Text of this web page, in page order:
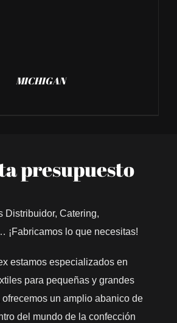
MICHIGAN
presupuesto
Distribuidor, Catering,
¡Fabricamos lo que necesitas!
estamos especializados en
para pequeñas y grandes
un amplio abanico de
del mundo de la confección